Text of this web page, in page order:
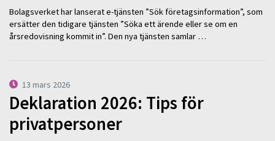
Bolagsverket har lanserat e-tjänsten ”Sök företagsinformation”, som
ersätter den tidigare tjänsten ”Söka ett ärende eller se om en
årsredovisning kommit in”. Den nya tjänsten samlar …
13 mars 2026
Deklaration 2026: Tips för
privatpersoner